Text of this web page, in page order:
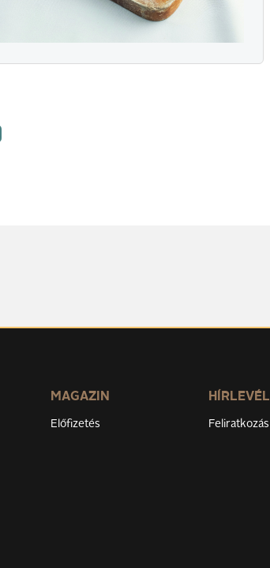
MAGAZIN
Előfizetés
HÍRLEVÉL
Feliratkozás